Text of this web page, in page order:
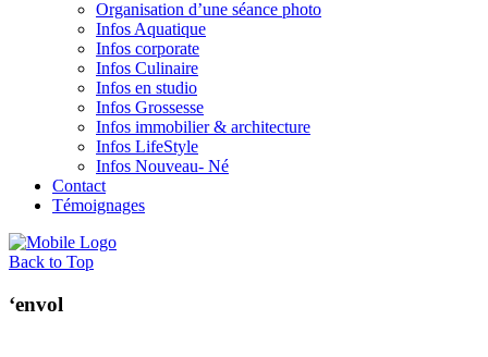
Organisation d’une séance photo
Infos Aquatique
Infos corporate
Infos Culinaire
Infos en studio
Infos Grossesse
Infos immobilier & architecture
Infos LifeStyle
Infos Nouveau- Né
Contact
Témoignages
Back to Top
‘envol